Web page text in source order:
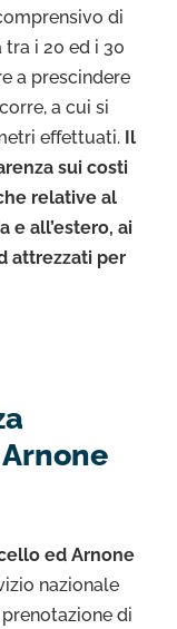
di
i 20 ed i 30
a prescindere
a cui si
effettuati. Il
sui costi
relative al
all’estero, ai
attrezzati per
ed Arnone
nazionale
di